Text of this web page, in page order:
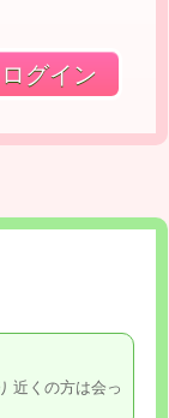
近くの方は会っ